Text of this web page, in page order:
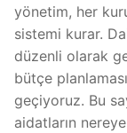
yönetim, her
sistemi kurar.
düzenli olarak
bütçe
geçiyoruz. Bu
aidatların